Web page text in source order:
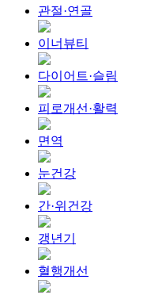
관절·연골
이너뷰티
다이어트·슬림
피로개선·활력
면역
눈건강
간·위건강
갱년기
혈행개선